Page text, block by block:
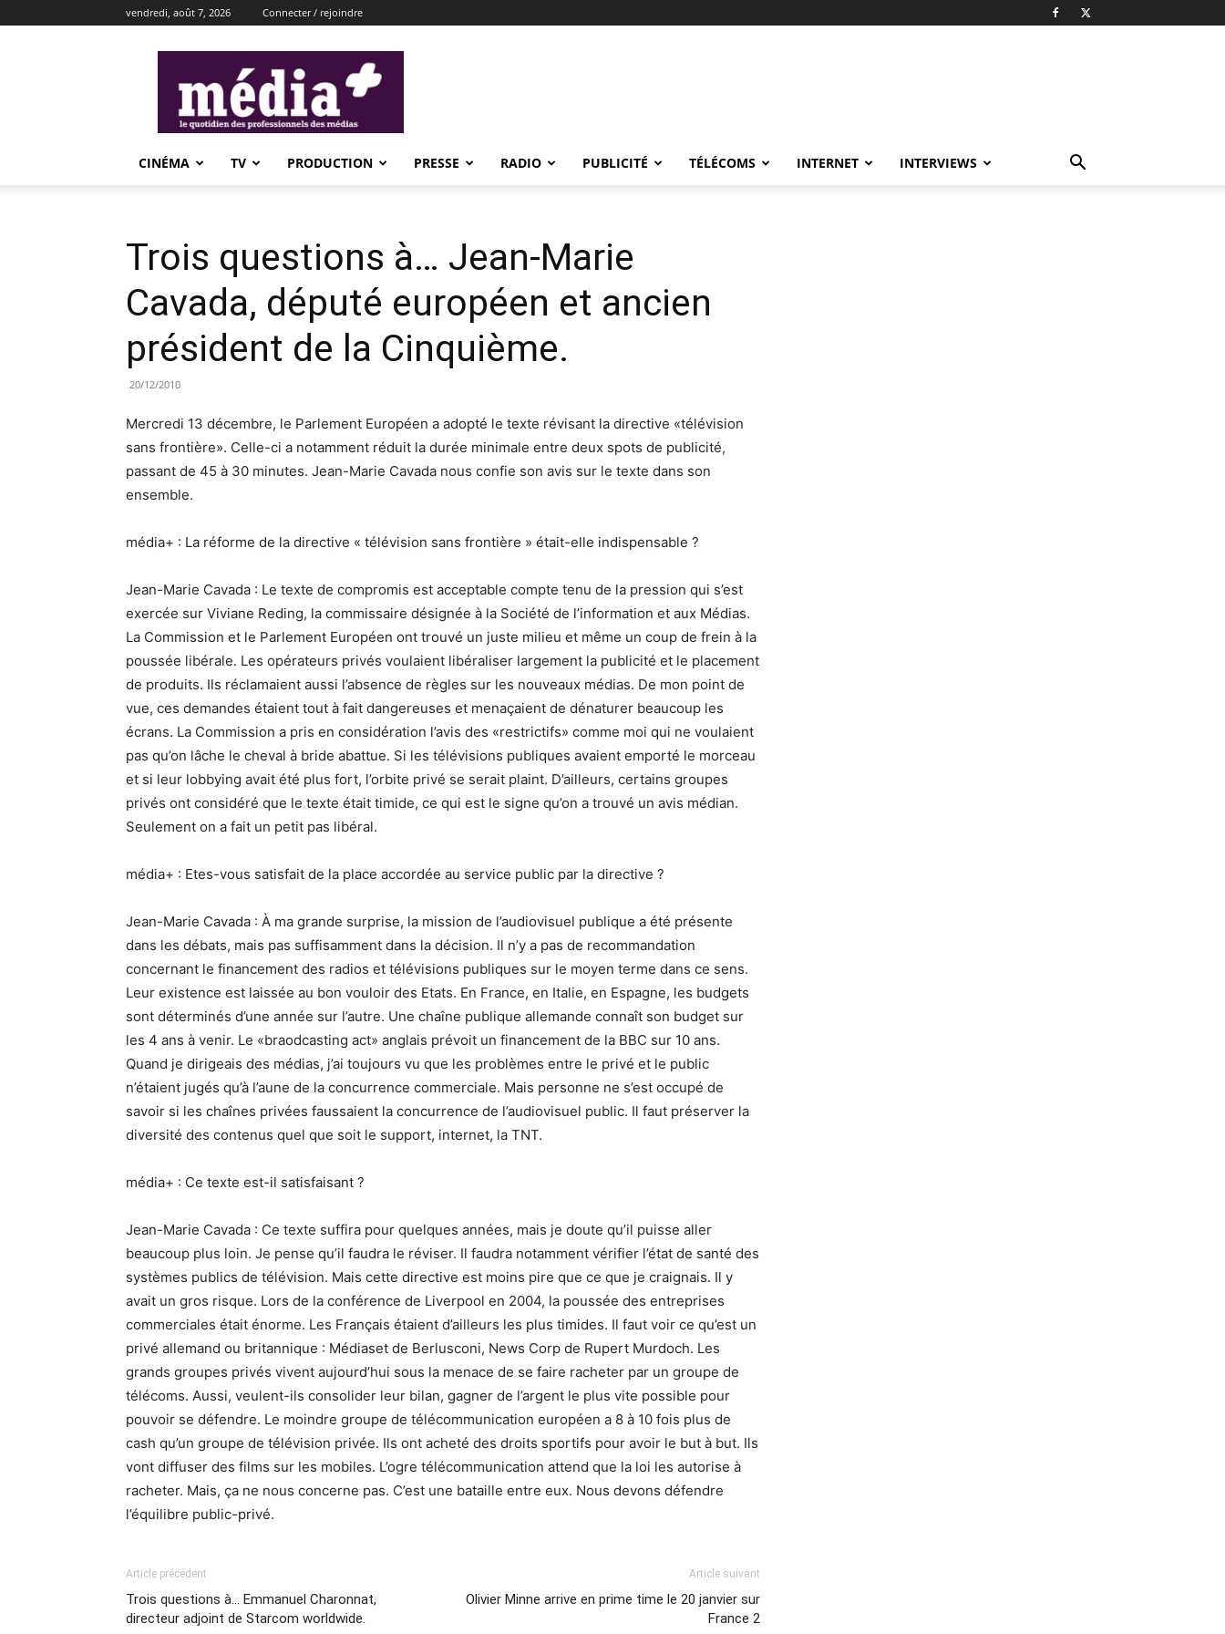
vendredi, août 7, 2026 Connecter / rejoindre
CINÉMA TV PRODUCTION PRESSE RADIO PUBLICITÉ TÉLÉCOMS INTERNET INTERVIEWS
Trois questions à… Jean-Marie
Cavada, député européen et ancien
président de la Cinquième.
20/12/2010
Mercredi 13 décembre, le Parlement Européen a adopté le texte révisant la directive «télévision
sans frontière». Celle-ci a notamment réduit la durée minimale entre deux spots de publicité,
passant de 45 à 30 minutes. Jean-Marie Cavada nous confie son avis sur le texte dans son
ensemble.
média+ : La réforme de la directive « télévision sans frontière » était-elle indispensable ?
Jean-Marie Cavada : Le texte de compromis est acceptable compte tenu de la pression qui s’est
exercée sur Viviane Reding, la commissaire désignée à la Société de l’information et aux Médias.
La Commission et le Parlement Européen ont trouvé un juste milieu et même un coup de frein à la
poussée libérale. Les opérateurs privés voulaient libéraliser largement la publicité et le placement
de produits. Ils réclamaient aussi l’absence de règles sur les nouveaux médias. De mon point de
vue, ces demandes étaient tout à fait dangereuses et menaçaient de dénaturer beaucoup les
écrans. La Commission a pris en considération l’avis des «restrictifs» comme moi qui ne voulaient
pas qu’on lâche le cheval à bride abattue. Si les télévisions publiques avaient emporté le morceau
et si leur lobbying avait été plus fort, l’orbite privé se serait plaint. D’ailleurs, certains groupes
privés ont considéré que le texte était timide, ce qui est le signe qu’on a trouvé un avis médian.
Seulement on a fait un petit pas libéral.
média+ : Etes-vous satisfait de la place accordée au service public par la directive ?
Jean-Marie Cavada : À ma grande surprise, la mission de l’audiovisuel publique a été présente
dans les débats, mais pas suffisamment dans la décision. Il n’y a pas de recommandation
concernant le financement des radios et télévisions publiques sur le moyen terme dans ce sens.
Leur existence est laissée au bon vouloir des Etats. En France, en Italie, en Espagne, les budgets
sont déterminés d’une année sur l’autre. Une chaîne publique allemande connaît son budget sur
les 4 ans à venir. Le «braodcasting act» anglais prévoit un financement de la BBC sur 10 ans.
Quand je dirigeais des médias, j’ai toujours vu que les problèmes entre le privé et le public
n’étaient jugés qu’à l’aune de la concurrence commerciale. Mais personne ne s’est occupé de
savoir si les chaînes privées faussaient la concurrence de l’audiovisuel public. Il faut préserver la
diversité des contenus quel que soit le support, internet, la TNT.
média+ : Ce texte est-il satisfaisant ?
Jean-Marie Cavada : Ce texte suffira pour quelques années, mais je doute qu’il puisse aller
beaucoup plus loin. Je pense qu’il faudra le réviser. Il faudra notamment vérifier l’état de santé des
systèmes publics de télévision. Mais cette directive est moins pire que ce que je craignais. Il y
avait un gros risque. Lors de la conférence de Liverpool en 2004, la poussée des entreprises
commerciales était énorme. Les Français étaient d’ailleurs les plus timides. Il faut voir ce qu’est un
privé allemand ou britannique : Médiaset de Berlusconi, News Corp de Rupert Murdoch. Les
grands groupes privés vivent aujourd’hui sous la menace de se faire racheter par un groupe de
télécoms. Aussi, veulent-ils consolider leur bilan, gagner de l’argent le plus vite possible pour
pouvoir se défendre. Le moindre groupe de télécommunication européen a 8 à 10 fois plus de
cash qu’un groupe de télévision privée. Ils ont acheté des droits sportifs pour avoir le but à but. Ils
vont diffuser des films sur les mobiles. L’ogre télécommunication attend que la loi les autorise à
racheter. Mais, ça ne nous concerne pas. C’est une bataille entre eux. Nous devons défendre
l’équilibre public-privé.
Article précédent
Trois questions à… Emmanuel Charonnat,
directeur adjoint de Starcom worldwide.
Article suivant
Olivier Minne arrive en prime time le 20 janvier sur
France 2